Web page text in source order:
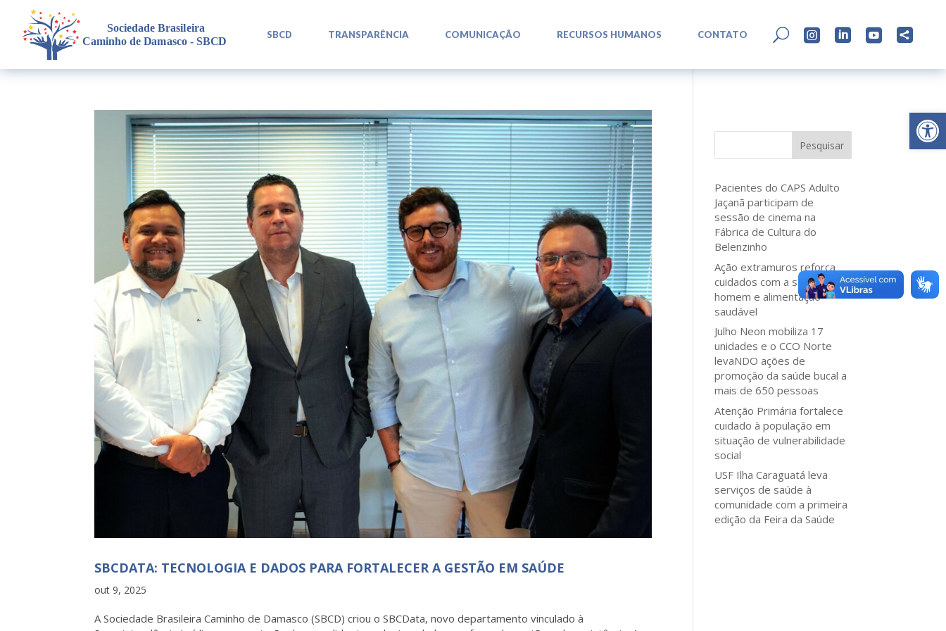
Abrir
SBCD TRANSPARÊNCIA COMUNICAÇÃO RECURSOS HUMANOS CONTATO U    
SBCDATA: TECNOLOGIA E DADOS PARA FORTALECER A GESTÃO EM SAÚDE
out 9, 2025
A Sociedade Brasileira Caminho de Damasco (SBCD) criou o SBCData, novo departamento vinculado à
Pesquisar
Pacientes do CAPS Adulto
Jaçanã participam de
sessão de cinema na
Fábrica de Cultura do
Belenzinho
Ação extramuros reforça
cuidados com a saúde do
homem e alimentação
saudável
Julho Neon mobiliza 17
unidades e o CCO Norte
levaNDO ações de
promoção da saúde bucal a
mais de 650 pessoas
Atenção Primária fortalece
cuidado à população em
situação de vulnerabilidade
social
USF Ilha Caraguatá leva
serviços de saúde à
comunidade com a primeira
edição da Feira da Saúde